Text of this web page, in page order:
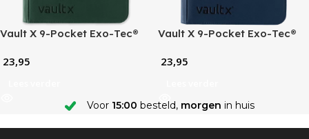
Vault X 9-Pocket Exo-Tec®
23,95
Vault X 9-Pocket Exo-Tec®
23,95
Voor 15:00 besteld, morgen in huis